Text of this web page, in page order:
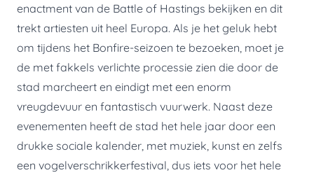
enactment van de Battle of Hastings bekijken en dit
trekt artiesten uit heel Europa. Als je het geluk hebt
om tijdens het Bonfire-seizoen te bezoeken, moet je
de met fakkels verlichte processie zien die door de
stad marcheert en eindigt met een enorm
vreugdevuur en fantastisch vuurwerk. Naast deze
evenementen heeft de stad het hele jaar door een
drukke sociale kalender, met muziek, kunst en zelfs
een vogelverschrikkerfestival, dus iets voor het hele